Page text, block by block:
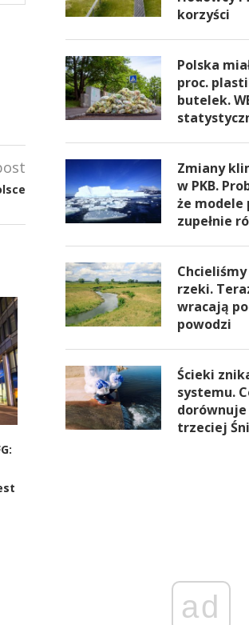
Bank Pekao przymusowo
przejmie Idea Bank, aby
zapobiec niekontrolowanemu
upadkowi
korzyści
Polska
proc.
butelek.
Zmiany
w PKB.
że modele
zupełnie
rzeki.
wracają
powodzi
Ścieki
systemu.
trzeciej
ad